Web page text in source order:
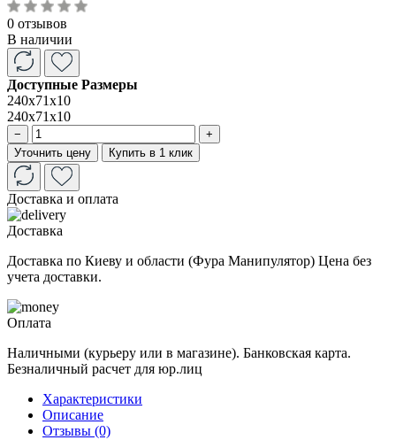
0 отзывов
В наличии
Доступные Размеры
240x71x10
240x71x10
−
+
Уточнить цену
Купить в 1 клик
Доставка и оплата
Доставка
Доставка по Киеву и области (Фура Манипулятор) Цена без
учета доставки.
Оплата
Наличными (курьеру или в магазине). Банковская карта.
Безналичный расчет для юр.лиц
Характеристики
Описание
Отзывы (0)